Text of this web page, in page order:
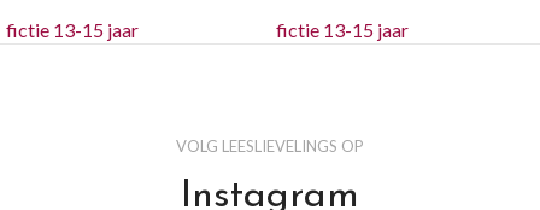
fictie 13-15 jaar fictie 13-15 jaar
VOLG LEESLIEVELINGS OP
Instagram